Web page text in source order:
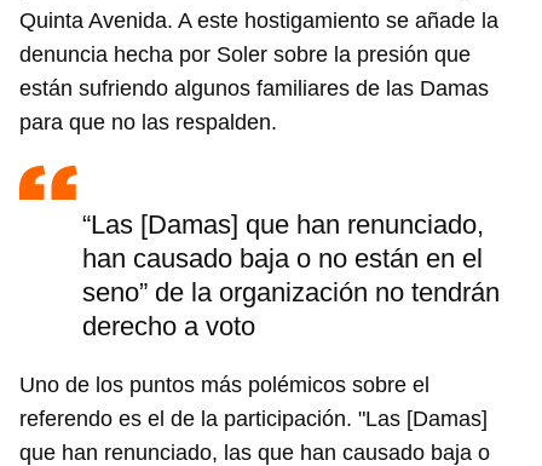
Quinta Avenida. A este hostigamiento se añade la
denuncia hecha por Soler sobre la presión que
están sufriendo algunos familiares de las Damas
para que no las respalden.
“Las [Damas] que han renunciado,
han causado baja o no están en el
seno” de la organización no tendrán
derecho a voto
Uno de los puntos más polémicos sobre el
referendo es el de la participación. "Las [Damas]
que han renunciado, las que han causado baja o